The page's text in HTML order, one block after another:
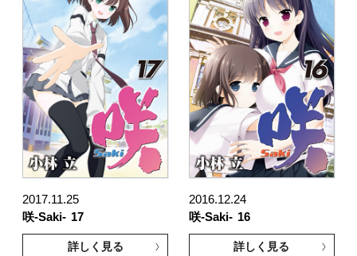
2017.11.25
咲-Saki- 17
詳しく見る
2016.12.24
咲-Saki- 16
詳しく見る